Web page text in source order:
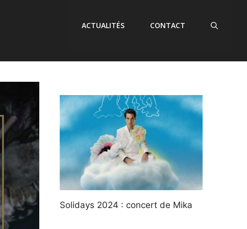
ACTUALITÉS CONTACT
Solidays 2024 : concert de Mika